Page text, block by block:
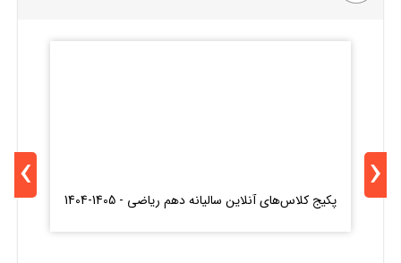
پکیج کلاس‌های آنلاین سالیانه دهم ریاضی - 1405-1404 ‹
›